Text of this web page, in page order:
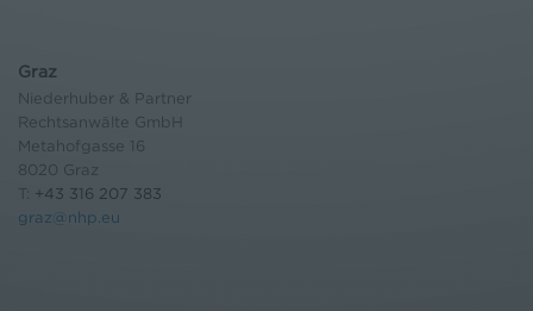
Graz
Niederhuber & Partner
Rechtsanwälte GmbH
Metahofgasse 16
8020 Graz
T: +43 316 207 383
graz@nhp.eu